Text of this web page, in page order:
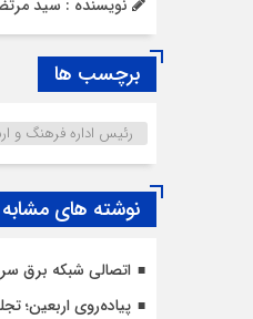
نویسنده : سید
برچسب ها
رئیس اداره فرهنگ و
نوشته های مشابه
اتصالی شبکه برق
پیاده‌روی اربعین؛